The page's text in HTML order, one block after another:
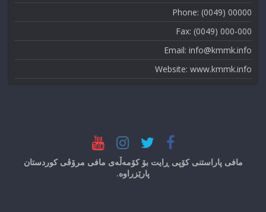
Phone: (0049) 00000
Fax: (0049) 000-000
Email: info@kmmk.info
Website: www.kmmk.info
مافی پاراستنی کۆپی ڕایت بۆ کۆمەڵەی مافی مرۆڤی کوردستان
پارێزراوە.